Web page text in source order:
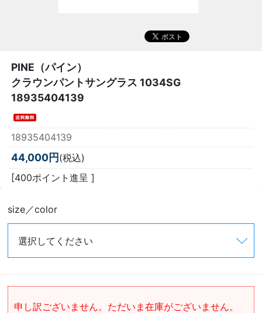
PINE（パイン）
クラウンパントサングラス 1034SG
18935404139
18935404139
44,000円(税込)
[400ポイント進呈 ]
size／color
申し訳ございません。ただいま在庫がございません。